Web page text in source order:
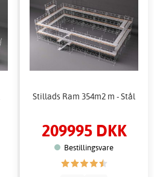
Stillads Ram 354m2 m - Stål
209995 DKK
Bestillingsvare